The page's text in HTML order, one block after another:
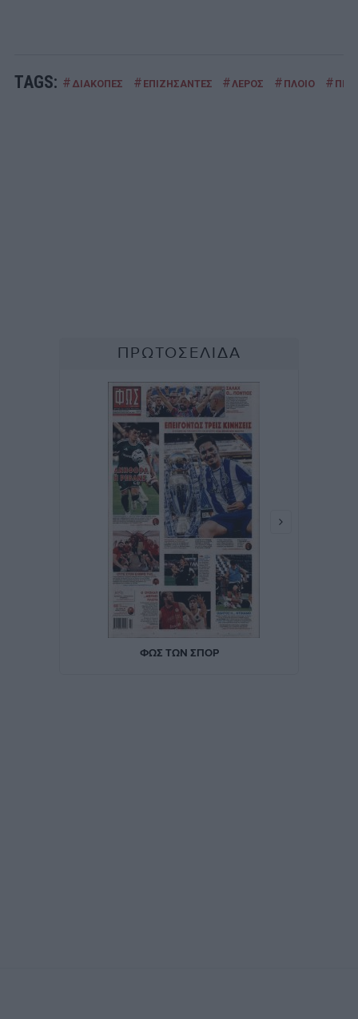
TAGS: # ΔΙΑΚΟΠΕΣ # ΕΠΙΖΗΣΑΝΤΕΣ #ΛΕΡΟΣ # ΠΛΟΙΟ #